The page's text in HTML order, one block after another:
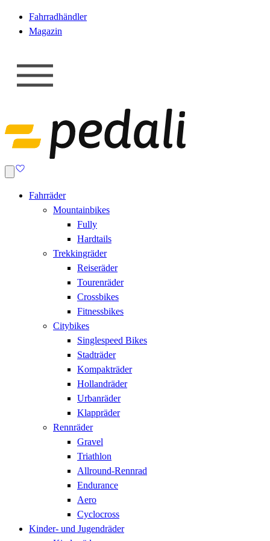
Fahrradhändler
Magazin
Fahrräder
Mountainbikes
Fully
Hardtails
Trekkingräder
Reiseräder
Tourenräder
Crossbikes
Fitnessbikes
Citybikes
Singlespeed Bikes
Stadträder
Kompakträder
Hollandräder
Urbanräder
Klappräder
Rennräder
Gravel
Triathlon
Allround-Rennrad
Endurance
Aero
Cyclocross
Kinder- und Jugendräder